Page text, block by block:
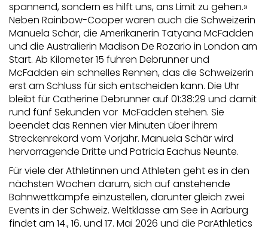
spannend, sondern es hilft uns, ans Limit zu gehen.»
Neben Rainbow-Cooper waren auch die Schweizerin
Manuela Schär, die Amerikanerin Tatyana McFadden
und die Australierin Madison De Rozario in London am
Start. Ab Kilometer 15 fuhren Debrunner und
McFadden ein schnelles Rennen, das die Schweizerin
erst am Schluss für sich entscheiden kann. Die Uhr
bleibt für Catherine Debrunner auf 01:38:29 und damit
rund fünf Sekunden vor McFadden stehen. Sie
beendet das Rennen vier Minuten über ihrem
Streckenrekord vom Vorjahr. Manuela Schär wird
hervorragende Dritte und Patricia Eachus Neunte.
Für viele der Athletinnen und Athleten geht es in den
nächsten Wochen darum, sich auf anstehende
Bahnwettkämpfe einzustellen, darunter gleich zwei
Events in der Schweiz. Weltklasse am See in Aarburg
findet am 14., 16. und 17. Mai 2026 und die ParAthletics